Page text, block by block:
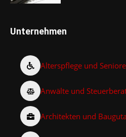
Unternehmen
Alterspflege und
Anwälte und
Architekten und